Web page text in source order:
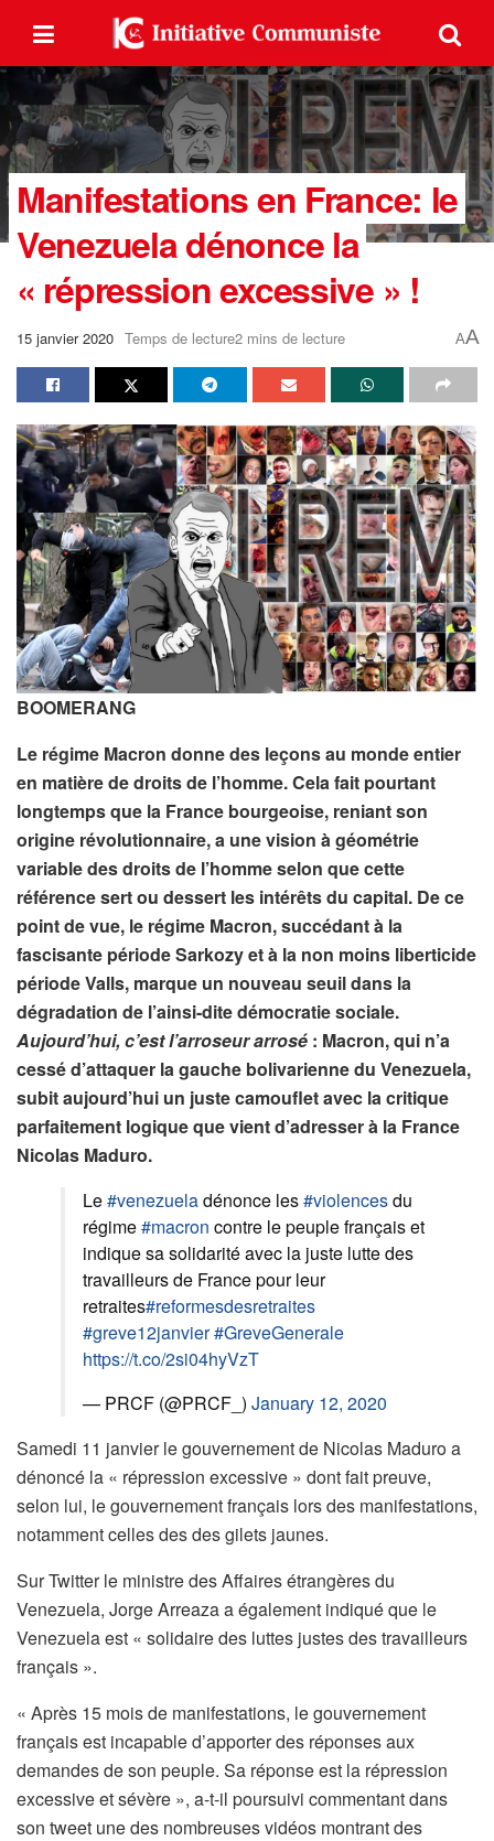
Manifestations en France: le
Venezuela dénonce la
« répression excessive » !
15 janvier 2020 Temps de lecture2 mins de lecture AA
BOOMERANG
Le régime Macron donne des leçons au monde entier
en matière de droits de l’homme. Cela fait pourtant
longtemps que la France bourgeoise, reniant son
origine révolutionnaire, a une vision à géométrie
variable des droits de l’homme selon que cette
référence sert ou dessert les intérêts du capital. De ce
point de vue, le régime Macron, succédant à la
fascisante période Sarkozy et à la non moins liberticide
période Valls, marque un nouveau seuil dans la
dégradation de l’ainsi-dite démocratie sociale.
Aujourd’hui, c’est l’arroseur arrosé : Macron, qui n’a
cessé d’attaquer la gauche bolivarienne du Venezuela,
subit aujourd’hui un juste camouflet avec la critique
parfaitement logique que vient d’adresser à la France
Nicolas Maduro.
Le#venezueladénonce les#violencesdu
régime#macron contre le peuple français et
indique sa solidarité avec la juste lutte des
travailleurs de France pour leur
retraites#reformesdesretraites
#greve12janvier#GreveGenerale
https://t.co/2si04hyVzT
— PRCF (@PRCF_) January 12, 2020
Samedi 11 janvier le gouvernement de Nicolas Maduro a
dénoncé la « répression excessive » dont fait preuve,
selon lui, le gouvernement français lors des manifestations,
notamment celles des des gilets jaunes.
Sur Twitter le ministre des Affaires étrangères du
Venezuela, Jorge Arreaza a également indiqué que le
Venezuela est « solidaire des luttes justes des travailleurs
français ».
« Après 15 mois de manifestations, le gouvernement
français est incapable d’apporter des réponses aux
demandes de son peuple. Sa réponse est la répression
excessive et sévère », a-t-il poursuivi commentant dans
son tweet une des nombreuses vidéos montrant des